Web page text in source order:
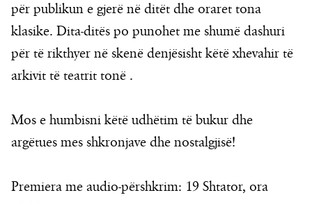
për publikun e gjerë në ditët dhe oraret tona
klasike. Dita-ditës po punohet me shumë dashuri
për të rikthyer në skenë denjësisht këtë xhevahir të
arkivit të teatrit tonë .
Mos e humbisni këtë udhëtim të bukur dhe
argëtues mes shkronjave dhe nostalgjisë!
Premiera me audio-përshkrim: 19 Shtator, ora